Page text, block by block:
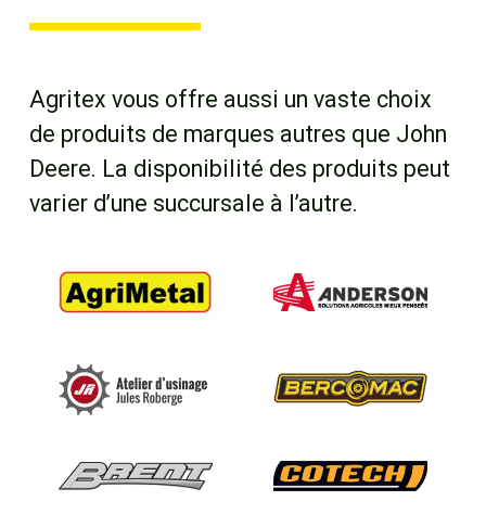
Agritex vous offre aussi un vaste choix
de produits de marques autres que John
Deere. La disponibilité des produits peut
varier d’une succursale à l’autre.